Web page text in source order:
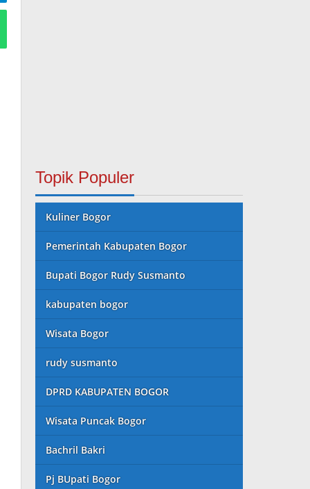
Topik Populer
Kuliner Bogor
Pemerintah Kabupaten Bogor
Bupati Bogor Rudy Susmanto
kabupaten bogor
Wisata Bogor
rudy susmanto
DPRD KABUPATEN BOGOR
Wisata Puncak Bogor
Bachril Bakri
Pj BUpati Bogor